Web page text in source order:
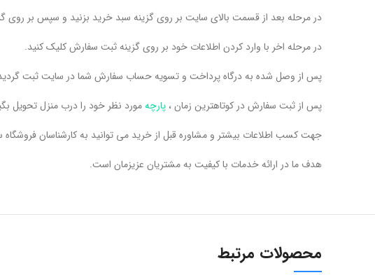
در مرحله بعد از قسمت بالای سایت بر روی گزینه سبد خرید بزنید و سپس بر روی
در مرحله اخر با وارد کردن اطلاعات خود بر روی گزینه ثبت سفارش کلیک کنید.
پس از وصل شده به درگاه پرداخت و تسویه حساب سفارش شما در سایت ثبت
پس از ثبت سفارش در کوتاهترین زمان ، پارچهمورد نظر خود را درب منزل تحویل
جهت کسب اطلاعات بیشتر و مشاوره قبل از خرید می توانید به کارشناسان فروشگاه سپیکا به شماره واتس اپ
هدف ما در ارائه خدمات با کیفیت به مشتریان عزیزمان است.
محصولات مرتبط